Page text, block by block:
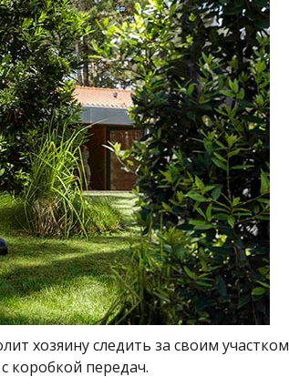
хозяину следить за своим
коробкой передач.